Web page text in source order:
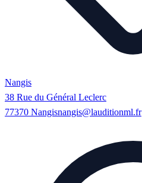
Nangis
38 Rue du Général Leclerc
77370 Nangisnangis@lauditionml.fr